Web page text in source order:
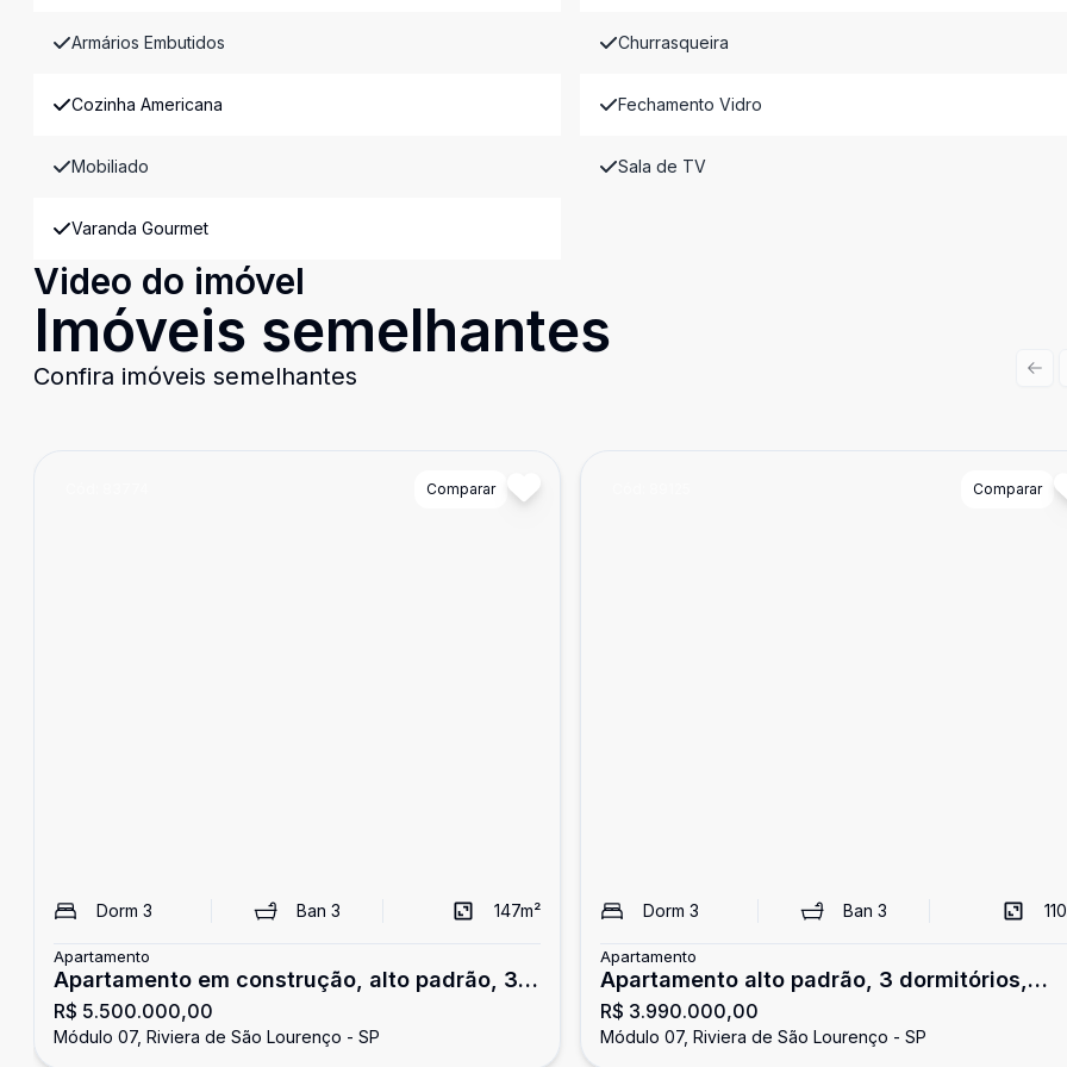
Armários Embutidos Churrasqueira
Cozinha Americana Fechamento Vidro
Mobiliado Sala de TV
Varanda Gourmet
Video do imóvel
Imóveis semelhantes
Confira imóveis semelhantes
Comparar
Dorm 3 Ban3 147m²
Apartamento
Apartamento em construção, alto padrão, 3
suítes, à venda na Riviera de São Lourenço.
R$ 5.500.000,00
Módulo 07, Riviera de São Lourenço - SP
Comparar
Dorm 3 Ban 3 110
Apartamento
Apartamento alto padrão, 3 dormitórios,
Riviera de São Lourenço
R$ 3.990.000,00
Módulo 07, Riviera de São Lourenço - SP